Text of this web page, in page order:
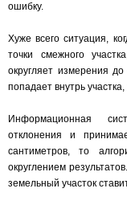
ошибку.
Хуже всего ситуация,
точки смежного
округляет измерения
попадает внутрь
Информационная
отклонения и
сантиметров, то
округлением
земельный участок